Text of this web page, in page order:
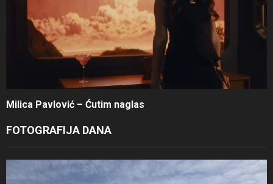
Milica Pavlović – Ćutim naglas
FOTOGRAFIJA DANA